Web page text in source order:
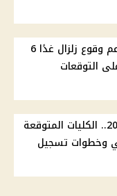
البحوث الفلكية تحسم مزاعم وقوع زلزال غدًا 6
التوقعات
تنسيق المرحلة الثانية 2026.. الكليات المتوقعة
وخطوات تسجيل